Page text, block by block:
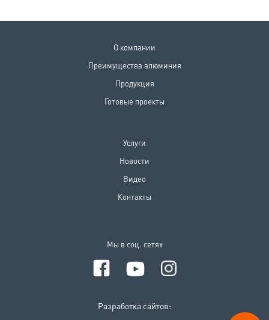
О компании
Преимущества алюминия
Продукция
Готовые проекты
Услуги
Новости
Видео
Контакты
Мы в соц. сетях
Разработка сайтов: